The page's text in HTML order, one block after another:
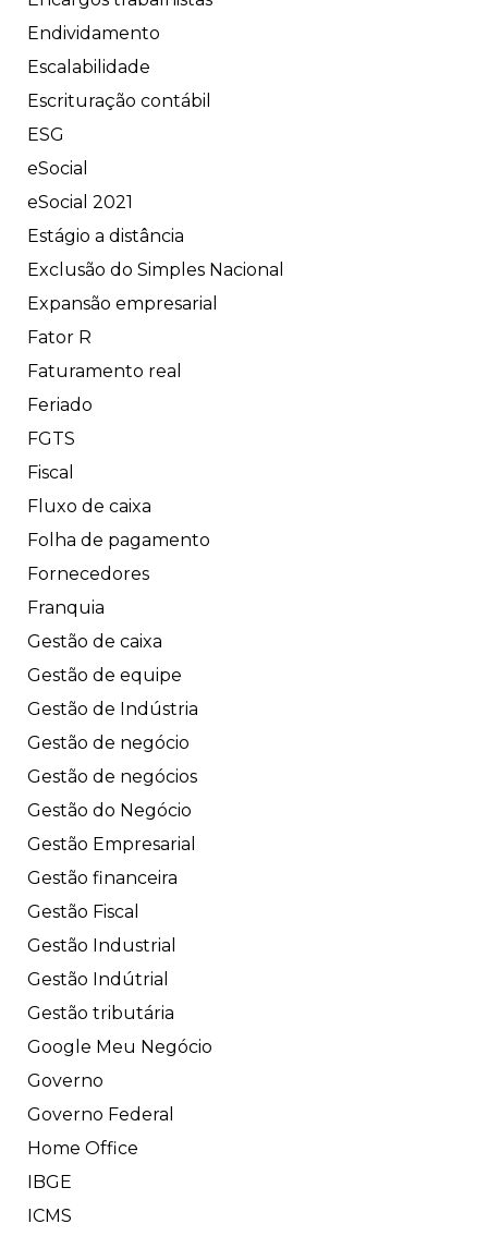
Endividamento
Escalabilidade
Escrituração contábil
ESG
eSocial
eSocial 2021
Estágio a distância
Exclusão do Simples Nacional
Expansão empresarial
Fator R
Faturamento real
Feriado
FGTS
Fiscal
Fluxo de caixa
Folha de pagamento
Fornecedores
Franquia
Gestão de caixa
Gestão de equipe
Gestão de Indústria
Gestão de negócio
Gestão de negócios
Gestão do Negócio
Gestão Empresarial
Gestão financeira
Gestão Fiscal
Gestão Industrial
Gestão Indútrial
Gestão tributária
Google Meu Negócio
Governo
Governo Federal
Home Office
IBGE
ICMS